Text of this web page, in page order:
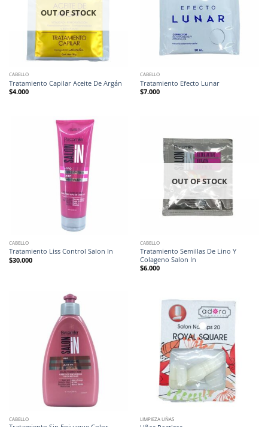
OUT OF STOCK
CABELLO
Tratamiento Capilar Aceite De Argán
$4.000
CABELLO
Tratamiento Efecto Lunar
$7.000
CABELLO
Tratamiento Liss Control Salon In
$30.000
OUT OF STOCK
CABELLO
Tratamiento Semillas De Lino Y
Colageno Salon In
$6.000
CABELLO LIMPIEZA UÑAS